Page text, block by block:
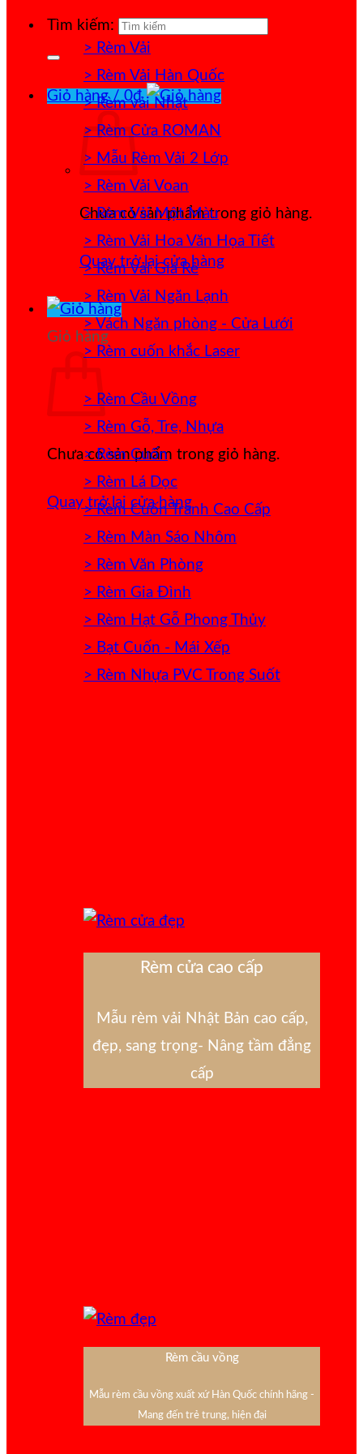
Tìm kiếm:
Giỏ hàng /0₫
Chưa có sản phẩm trong giỏ hàng.
Quay trở lại cửa hàng
Giỏ hàng
Chưa có sản phẩm trong giỏ hàng.
Quay trở lại cửa hàng
> Rèm Vải
> Rèm Vải Hàn Quốc
> Rèm vải Nhật
> Rèm Cửa ROMAN
> Mẫu Rèm Vải 2 Lớp
> Rèm Vải Voan
> Rèm Vải Một Màu
> Rèm Vải Hoa Văn Họa Tiết
> Rèm Vải Giá Rẻ
> Rèm Vải Ngăn Lạnh
> Vách Ngăn phòng - Cửa Lưới
> Rèm cuốn khắc Laser
> Rèm Cầu Vồng
> Rèm Gỗ, Tre, Nhựa
> Rèm Cuốn
> Rèm Lá Dọc
> Rèm Cuốn Tranh Cao Cấp
> Rèm Màn Sáo Nhôm
> Rèm Văn Phòng
> Rèm Gia Đình
> Rèm Hạt Gỗ Phong Thủy
> Bạt Cuốn - Mái Xếp
> Rèm Nhựa PVC Trong Suốt
Rèm cửa cao cấp
Mẫu rèm vải Nhật Bản cao cấp,
đẹp, sang trọng- Nâng tầm đẳng
cấp
Rèm cầu vồng
Mẫu rèm cầu vồng xuất xứ Hàn Quốc chính hãng -
Mang đến trẻ trung, hiện đại